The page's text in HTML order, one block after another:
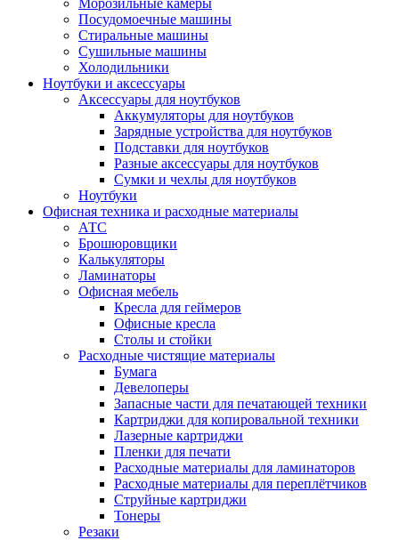
Морозильные камеры
Посудомоечные машины
Стиральные машины
Сушильные машины
Холодильники
Ноутбуки и аксессуары
Аксессуары для ноутбуков
Аккумуляторы для ноутбуков
Зарядные устройства для ноутбуков
Подставки для ноутбуков
Разные аксессуары для ноутбуков
Сумки и чехлы для ноутбуков
Ноутбуки
Офисная техника и расходные материалы
АТС
Брошюровщики
Калькуляторы
Ламинаторы
Офисная мебель
Кресла для геймеров
Офисные кресла
Столы и стойки
Расходные чистящие материалы
Бумага
Девелоперы
Запасные части для печатающей техники
Картриджи для копировальной техники
Лазерные картриджи
Пленки для печати
Расходные материалы для ламинаторов
Расходные материалы для переплётчиков
Струйные картриджи
Тонеры
Резаки